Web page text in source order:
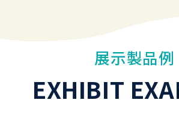
展示製品例
EXHIBIT